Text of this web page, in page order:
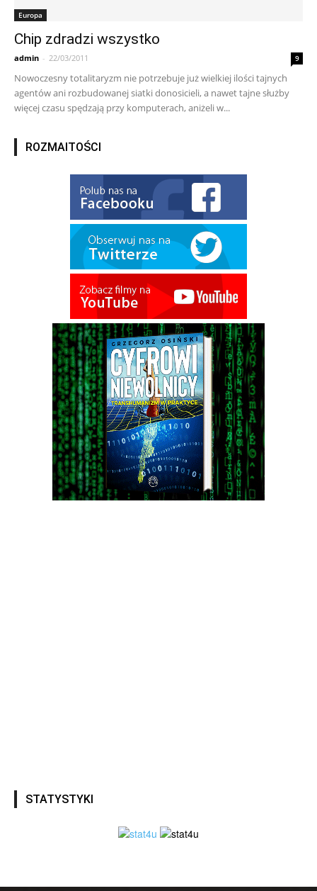
Europa
Chip zdradzi wszystko
admin - 22/03/2011 9
Nowoczesny totalitaryzm nie potrzebuje już wielkiej ilości tajnych
agentów ani rozbudowanej siatki donosicieli, a nawet tajne służby
więcej czasu spędzają przy komputerach, aniżeli w...
ROZMAITOŚCI
STATYSTYKI